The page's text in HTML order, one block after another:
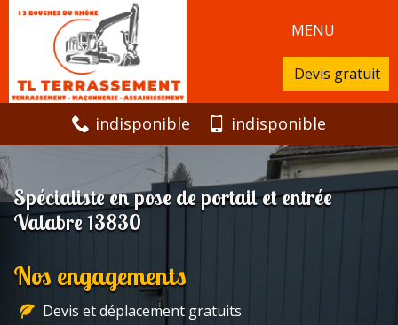
MENU
Devis gratuit
indisponible indisponible
Spécialiste en pose de portail et entrée
Valabre 13830
Nos engagements
Devis et déplacement gratuits